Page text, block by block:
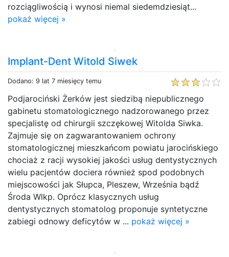
rozciągliwością i wynosi niemal siedemdziesiąt...
pokaż więcej »
Implant-Dent Witold Siwek
Dodano: 9 lat 7 miesięcy temu
Podjarociński Żerków jest siedzibą niepublicznego
gabinetu stomatologicznego nadzorowanego przez
specjalistę od chirurgii szczękowej Witolda Siwka.
Zajmuje się on zagwarantowaniem ochrony
stomatologicznej mieszkańcom powiatu jarocińskiego
chociaż z racji wysokiej jakości usług dentystycznych
wielu pacjentów dociera również spod podobnych
miejscowości jak Słupca, Pleszew, Września bądź
Środa Wlkp. Oprócz klasycznych usług
dentystycznych stomatolog proponuje syntetyczne
zabiegi odnowy deficytów w ... pokaż więcej »